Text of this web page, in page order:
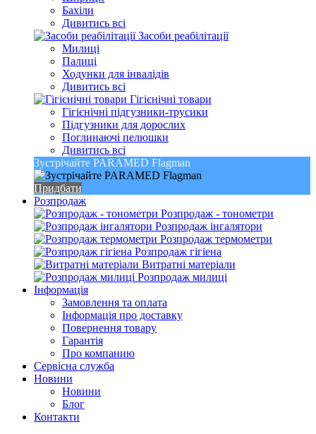
Бахіли
Дивитись всі
Засоби реабілітації
Милиці
Палиці
Ходунки для інвалідів
Дивитись всі
Гігієнічні товари
Гігієнічні підгузники-трусики
Підгузники для дорослих
Поглинаючі пелюшки
Дивитись всі
Зустрічайте PARAMED Flagman
Придбати
Розпродаж
Розпродаж - тонометри
Розпродаж інгалятори
Розпродаж термометри
Розпродаж гігіена
Витратні матеріали
Розпродаж милиці
Інформація
Замовлення та оплата
Інформація про доставку
Повернення товару
Гарантія
Про компанию
Сервісна служба
Новини
Новини
Блог
Контакти